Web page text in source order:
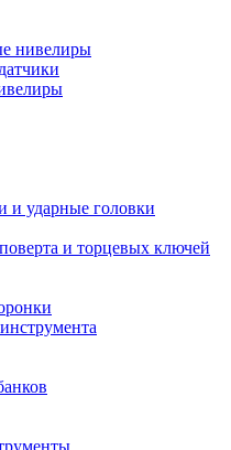
нивелиры
и ударные головки
и торцевых ключей